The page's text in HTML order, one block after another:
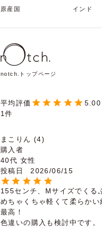
原産国 インド
notch.トップページ
5.00
1
まこりん
4
購入者
40代 女性
投稿日
2026/06/15
155センチ、Mサイズでくる
めちゃくちゃ軽くて柔らかい
最高！
色違いの購入も検討中です。